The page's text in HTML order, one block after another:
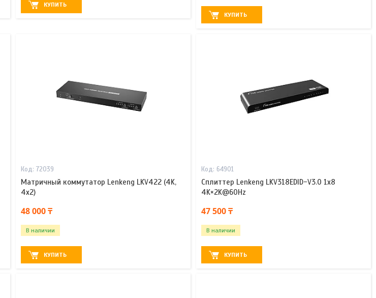
КУПИТЬ
КУПИТЬ
72039
Матричный коммутатор Lenkeng LKV422 (4K,
4x2)
48 000 ₸
В наличии
КУПИТЬ
64901
Сплиттер Lenkeng LKV318EDID-V3.0 1x8
4K×2K@60Hz
47 500 ₸
В наличии
КУПИТЬ